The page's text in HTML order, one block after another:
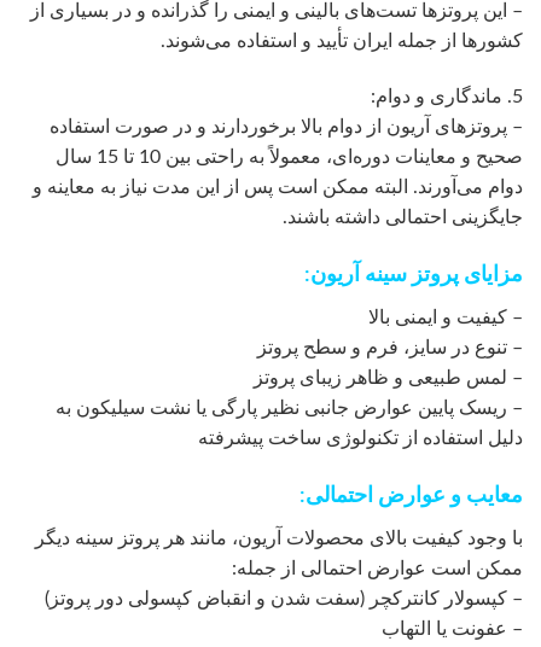
– این پروتزها تست‌های بالینی و ایمنی را گذرانده و در بسیاری از
کشورها از جمله ایران تأیید و استفاده می‌شوند.
5. ماندگاری و دوام:
– پروتزهای آریون از دوام بالا برخوردارند و در صورت استفاده
صحیح و معاینات دوره‌ای، معمولاً به راحتی بین 10 تا 15 سال
دوام می‌آورند. البته ممکن است پس از این مدت نیاز به معاینه و
جایگزینی احتمالی داشته باشند.
مزایای پروتز سینه آریون:
– کیفیت و ایمنی بالا
– تنوع در سایز، فرم و سطح پروتز
– لمس طبیعی و ظاهر زیبای پروتز
– ریسک پایین عوارض جانبی نظیر پارگی یا نشت سیلیکون به
دلیل استفاده از تکنولوژی ساخت پیشرفته
معایب و عوارض احتمالی:
با وجود کیفیت بالای محصولات آریون، مانند هر پروتز سینه دیگر
ممکن است عوارض احتمالی از جمله:
– کپسولار کانترکچر (سفت شدن و انقباض کپسولی دور پروتز)
– عفونت یا التهاب